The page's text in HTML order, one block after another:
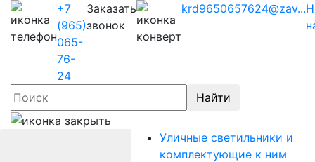
+7
(965)
065-
76-
24
Заказать
звонок
krd9650657624@zav...
Найти
Уличные светильники и
комплектующие к ним